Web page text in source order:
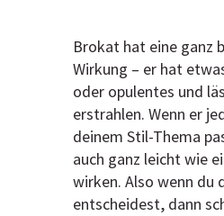
Brokat hat eine ganz
Wirkung – er hat
oder opulentes und
erstrahlen. Wenn er
deinem Stil-Thema
auch ganz leicht wie
wirken. Also wenn du
entscheidest, dann